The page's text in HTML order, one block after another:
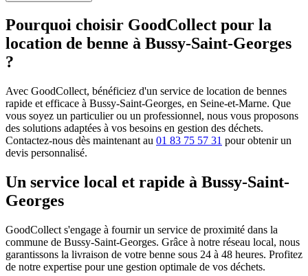
Pourquoi choisir GoodCollect pour la
location de benne à Bussy-Saint-Georges
?
Avec GoodCollect, bénéficiez d'un service de location de bennes
rapide et efficace à Bussy-Saint-Georges, en Seine-et-Marne. Que
vous soyez un particulier ou un professionnel, nous vous proposons
des solutions adaptées à vos besoins en gestion des déchets.
Contactez-nous dès maintenant au 01 83 75 57 31 pour obtenir un
devis personnalisé.
Un service local et rapide à Bussy-Saint-
Georges
GoodCollect s'engage à fournir un service de proximité dans la
commune de Bussy-Saint-Georges. Grâce à notre réseau local, nous
garantissons la livraison de votre benne sous 24 à 48 heures. Profitez
de notre expertise pour une gestion optimale de vos déchets.